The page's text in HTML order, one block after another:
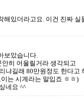
있더라고요. 이건 진짜
보았습니다.
히 어울릴거라 생각되고
냐길래 80만원정도 한다고
는 시계라는 말입죠 ㅎㅎ)
네요 ^^